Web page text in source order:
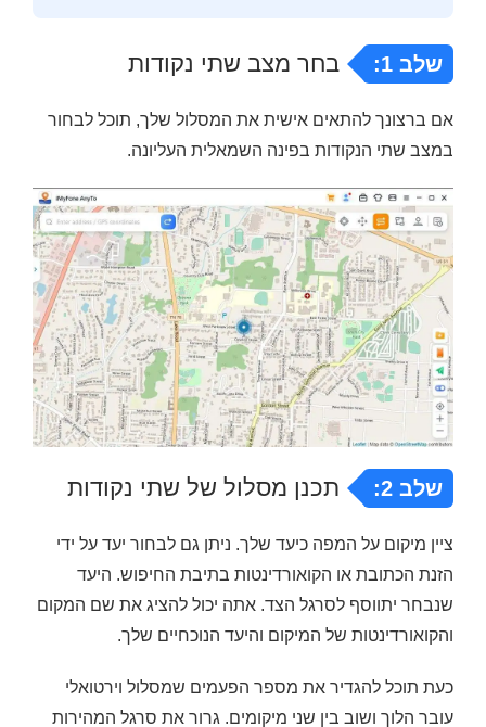
שלב 1: בחר מצב שתי נקודות
אם ברצונך להתאים אישית את המסלול שלך, תוכל לבחור
במצב שתי הנקודות בפינה השמאלית העליונה.
שלב 2: תכנן מסלול של שתי נקודות
ציין מיקום על המפה כיעד שלך. ניתן גם לבחור יעד על ידי
הזנת הכתובת או הקואורדינטות בתיבת החיפוש. היעד
שנבחר יתווסף לסרגל הצד. אתה יכול להציג את שם המקום
והקואורדינטות של המיקום והיעד הנוכחיים שלך.
כעת תוכל להגדיר את מספר הפעמים שמסלול וירטואלי
עובר הלוך ושוב בין שני מיקומים. גרור את סרגל המהירות